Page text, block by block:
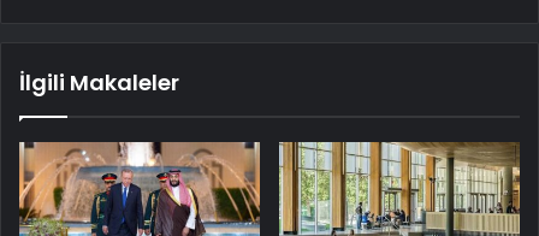
İlgili Makaleler